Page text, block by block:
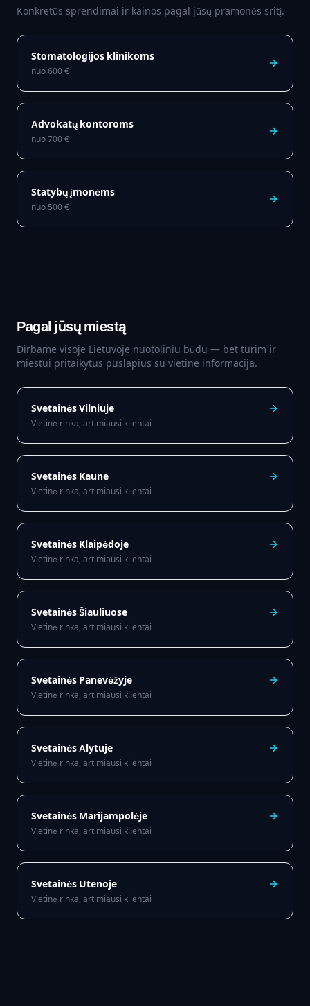
Konkretūs sprendimai ir kainos pagal jūsų pramonės sritį.
Stomatologijos klinikoms
nuo600€
Advokatų kontoroms
nuo700€
Statybų įmonėms
nuo 500€
Pagal jūsų miestą
Dirbame visoje Lietuvoje nuotoliniu būdu — bet turim ir
miestui pritaikytus puslapius su vietine informacija.
SvetainėsVilniuje
Vietinė rinka, artimiausi klientai
Svetainės Kaune
Vietinė rinka, artimiausi klientai
Svetainės Klaipėdoje
Vietinė rinka, artimiausi klientai
SvetainėsŠiauliuose
Vietinė rinka, artimiausi klientai
Svetainės Panevėžyje
Vietinė rinka, artimiausi klientai
SvetainėsAlytuje
Vietinė rinka, artimiausi klientai
Svetainės Marijampolėje
Vietinė rinka, artimiausi klientai
Svetainės Utenoje
Vietinė rinka, artimiausi klientai